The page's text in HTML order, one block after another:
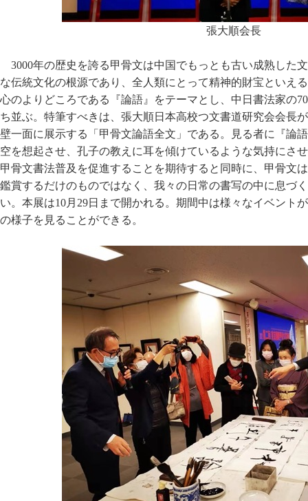
張大順会長
3000年の歴史を誇る甲骨文は中国でもっとも古い成熟した
な伝統文化の根源であり、全人類にとって精神的財宝といえ
心のよりどころである『論語』をテーマとし、中日書法家の
ち並ぶ。特筆すべきは、張大順日本高校つ文書道研究会会長
壁一面に展示する「甲骨文論語全文」である。見る者に『論
空を想起させ、孔子の教えに耳を傾けているような気持にさ
甲骨文書法普及を促進することを期待すると同時に、甲骨文
鑑賞するだけのものではなく、我々の日常の書写の中に息づ
い。本展は10月29日まで開かれる。期間中は様々なイベント
の様子を見ることができる。